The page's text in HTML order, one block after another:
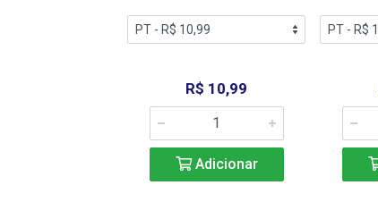
R$ 10,99
Adicionar